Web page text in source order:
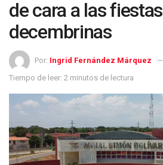
de cara a las fiestas
decembrinas
Por: Ingrid Fernández Márquez
Tiempo de leer: 2 minutos de lectura